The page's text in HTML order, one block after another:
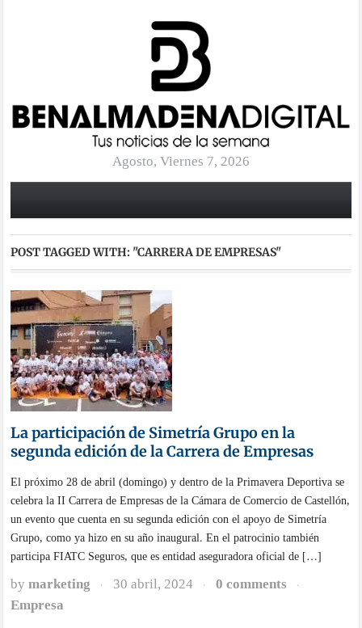
Agosto, Viernes 7, 2026
POST TAGGED WITH: "CARRERA DE EMPRESAS"
La participación de Simetría Grupo en la
segunda edición de la Carrera de Empresas
El próximo 28 de abril (domingo) y dentro de la Primavera Deportiva se
celebra la II Carrera de Empresas de la Cámara de Comercio de Castellón,
un evento que cuenta en su segunda edición con el apoyo de Simetría
Grupo, como ya hizo en su año inaugural. En el patrocinio también
participa FIATC Seguros, que es entidad aseguradora oficial de […]
bymarketing · 30 abril, 2024 · 0 comments ·
Empresa